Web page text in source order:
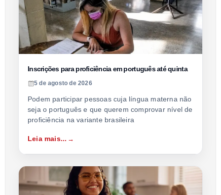
Inscrições para proficiência em português até quinta
5 de agosto de 2026
Podem participar pessoas cuja língua materna não
seja o português e que querem comprovar nível de
proficiência na variante brasileira
Leia mais...